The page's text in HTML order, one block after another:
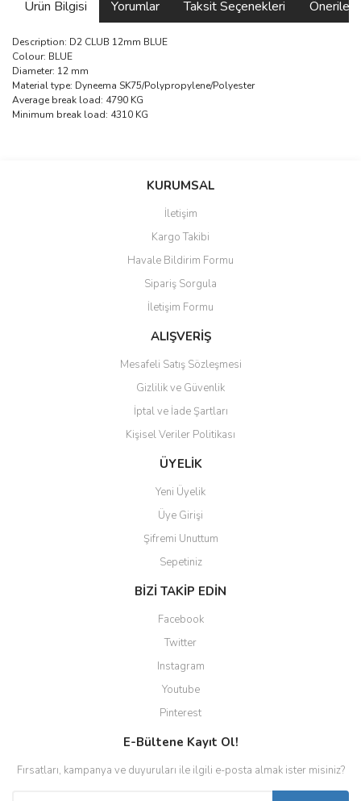
Ürün Bilgisi Yorumlar Taksit Seçenekleri
Description: D2 CLUB 12mm BLUE
Colour: BLUE
Diameter: 12 mm
Material type: Dyneema SK75/Polypropylene/Polyester
Average break load: 4790 KG
Minimum break load: 4310 KG
Bu ürüne ilk yorumu siz yapın!
Ürün resmi kalitesiz, bozuk veya görüntülenemiyor.
Ürün açıklamasında eksik bilgiler bulunuyor.
Ürün bilgilerinde hatalar bulunuyor.
Ürün fiyatı diğer sitelerden daha pahalı.
Bu ürüne benzer farklı alternatifler olmalı.
Gönder
KURUMSAL
İletişim
Kargo Takibi
Havale Bildirim Formu
Sipariş Sorgula
İletişim Formu
ALIŞVERİŞ
Mesafeli Satış Sözleşmesi
Gizlilik ve Güvenlik
İptal ve İade Şartları
Kişisel Veriler Politikası
ÜYELİK
Yeni Üyelik
Üye Girişi
Şifremi Unuttum
Sepetiniz
BİZİ TAKİP EDİN
Facebook
Twitter
Instagram
Youtube
Pinterest
E-Bültene Kayıt Ol!
Fırsatları, kampanya ve duyuruları ile ilgili e-posta almak ister misiniz?